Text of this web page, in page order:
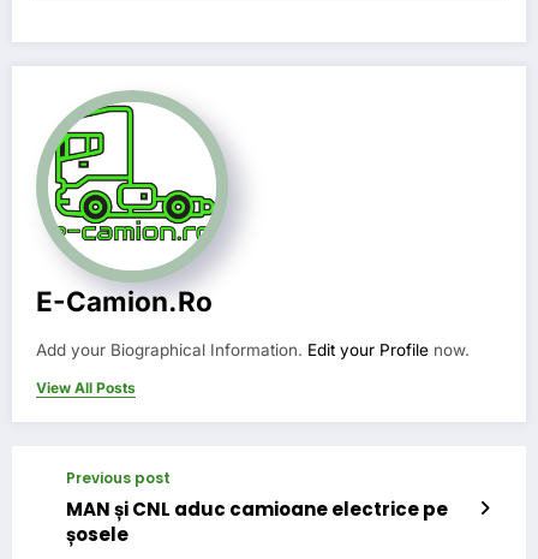
E-Camion.ro
Add your Biographical Information. Edit your Profile now.
View All Posts
Previous post
MAN și CNL aduc camioane electrice pe
șosele